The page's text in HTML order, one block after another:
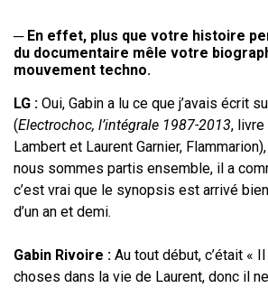
─ En effet, plus que votre histoire
du documentaire mêle votre
mouvement techno.
LG : Oui, Gabin a lu ce que j’avais écrit
(Electrochoc, l’intégrale 1987-2013, livre
Lambert et Laurent Garnier, Flammarion
nous sommes partis ensemble, il a
c’est vrai que le synopsis est arrivé
d’un an et demi.
Gabin Rivoire : Au tout début, c’était «
choses dans la vie de Laurent, donc il